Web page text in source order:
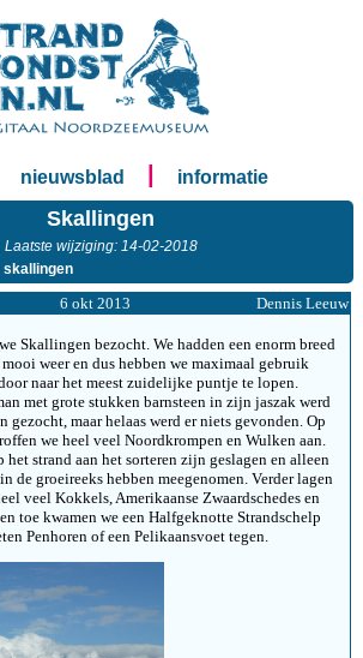
nieuwsblad informatie
Skallingen
Laatste wijziging: 14-02-2018
skallingen
6 okt 2013 Dennis Leeuw
Skallingen bezocht. We hadden een enorm breed
weer en dus hebben we maximaal gebruik
naar het meest zuidelijke puntje te lopen.
met grote stukken barnsteen in zijn jaszak werd
gezocht, maar helaas werd er niets gevonden. Op
we heel veel Noordkrompen en Wulken aan.
het strand aan het sorteren zijn geslagen en alleen
de groeireeks hebben meegenomen. Verder lagen
veel Kokkels, Amerikaanse Zwaardschedes en
toe kwamen we een Halfgeknotte Strandschelp
Penhoren of een Pelikaansvoet tegen.